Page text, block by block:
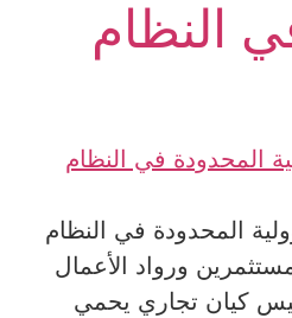
النظام
المحدودة في النظام
ورواد الأعمال
كيان تجاري يحمي